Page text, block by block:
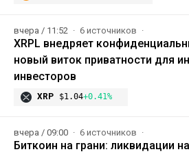
вчера / 11:52 6 источников
XRPL внедряет
новый виток приватности для
инвесторов
XRP $1.04+0.41%
вчера / 09:00 6 источников
Биткоин на грани: ликвидации